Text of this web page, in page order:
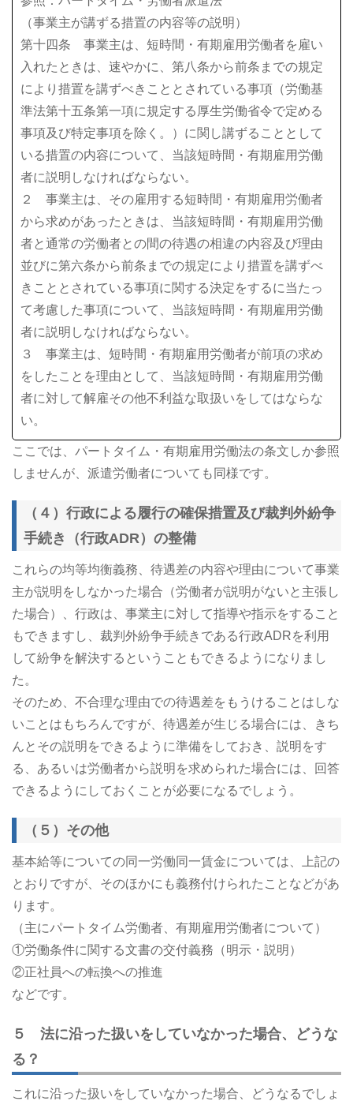
（事業主が講ずる措置の内容等の説明）
第十四条 事業主は、短時間・有期雇用労働者を雇い
入れたときは、速やかに、第八条から前条までの規定
により措置を講ずべきこととされている事項（労働基
準法第十五条第一項に規定する厚生労働省令で定める
事項及び特定事項を除く。）に関し講ずることとして
いる措置の内容について、当該短時間・有期雇用労働
者に説明しなければならない。
２ 事業主は、その雇用する短時間・有期雇用労働者
から求めがあったときは、当該短時間・有期雇用労働
者と通常の労働者との間の待遇の相違の内容及び理由
並びに第六条から前条までの規定により措置を講ずべ
きこととされている事項に関する決定をするに当たっ
て考慮した事項について、当該短時間・有期雇用労働
者に説明しなければならない。
３ 事業主は、短時間・有期雇用労働者が前項の求め
をしたことを理由として、当該短時間・有期雇用労働
者に対して解雇その他不利益な取扱いをしてはならな
い。
ここでは、パートタイム・有期雇用労働法の条文しか参照
しませんが、派遣労働者についても同様です。
（４）行政による履行の確保措置及び裁判外紛争
手続き（行政ADR）の整備
これらの均等均衡義務、待遇差の内容や理由について事業
主が説明をしなかった場合（労働者が説明がないと主張し
た場合）、行政は、事業主に対して指導や指示をすること
もできますし、裁判外紛争手続きである行政ADRを利用
して紛争を解決するということもできるようになりまし
た。
そのため、不合理な理由での待遇差をもうけることはしな
いことはもちろんですが、待遇差が生じる場合には、きち
んとその説明をできるように準備をしておき、説明をす
る、あるいは労働者から説明を求められた場合には、回答
できるようにしておくことが必要になるでしょう。
（５）その他
基本給等についての同一労働同一賃金については、上記の
とおりですが、そのほかにも義務付けられたことなどがあ
ります。
（主にパートタイム労働者、有期雇用労働者について）
①労働条件に関する文書の交付義務（明示・説明）
②正社員への転換への推進
などです。
５ 法に沿った扱いをしていなかった場合、どうな
る？
これに沿った扱いをしていなかった場合、どうなるでしょ